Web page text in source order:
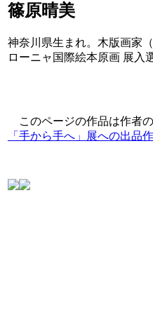
篠原晴美
神奈川県生まれ。木版画家
ローニャ国際絵本原画 展
このページの作品は作者の
「手から手へ」展への出品